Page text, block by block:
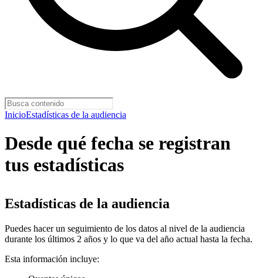
InicioEstadísticas de la audiencia
Desde qué fecha se registran
tus estadísticas
Estadísticas de la audiencia
Puedes hacer un seguimiento de los datos al nivel de la audiencia
durante los últimos 2 años y lo que va del año actual hasta la fecha.
Esta información incluye: